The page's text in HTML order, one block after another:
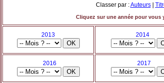
Classer par :Auteurs|
Cliquez sur une année pour vous
2013 2014
2016 2017